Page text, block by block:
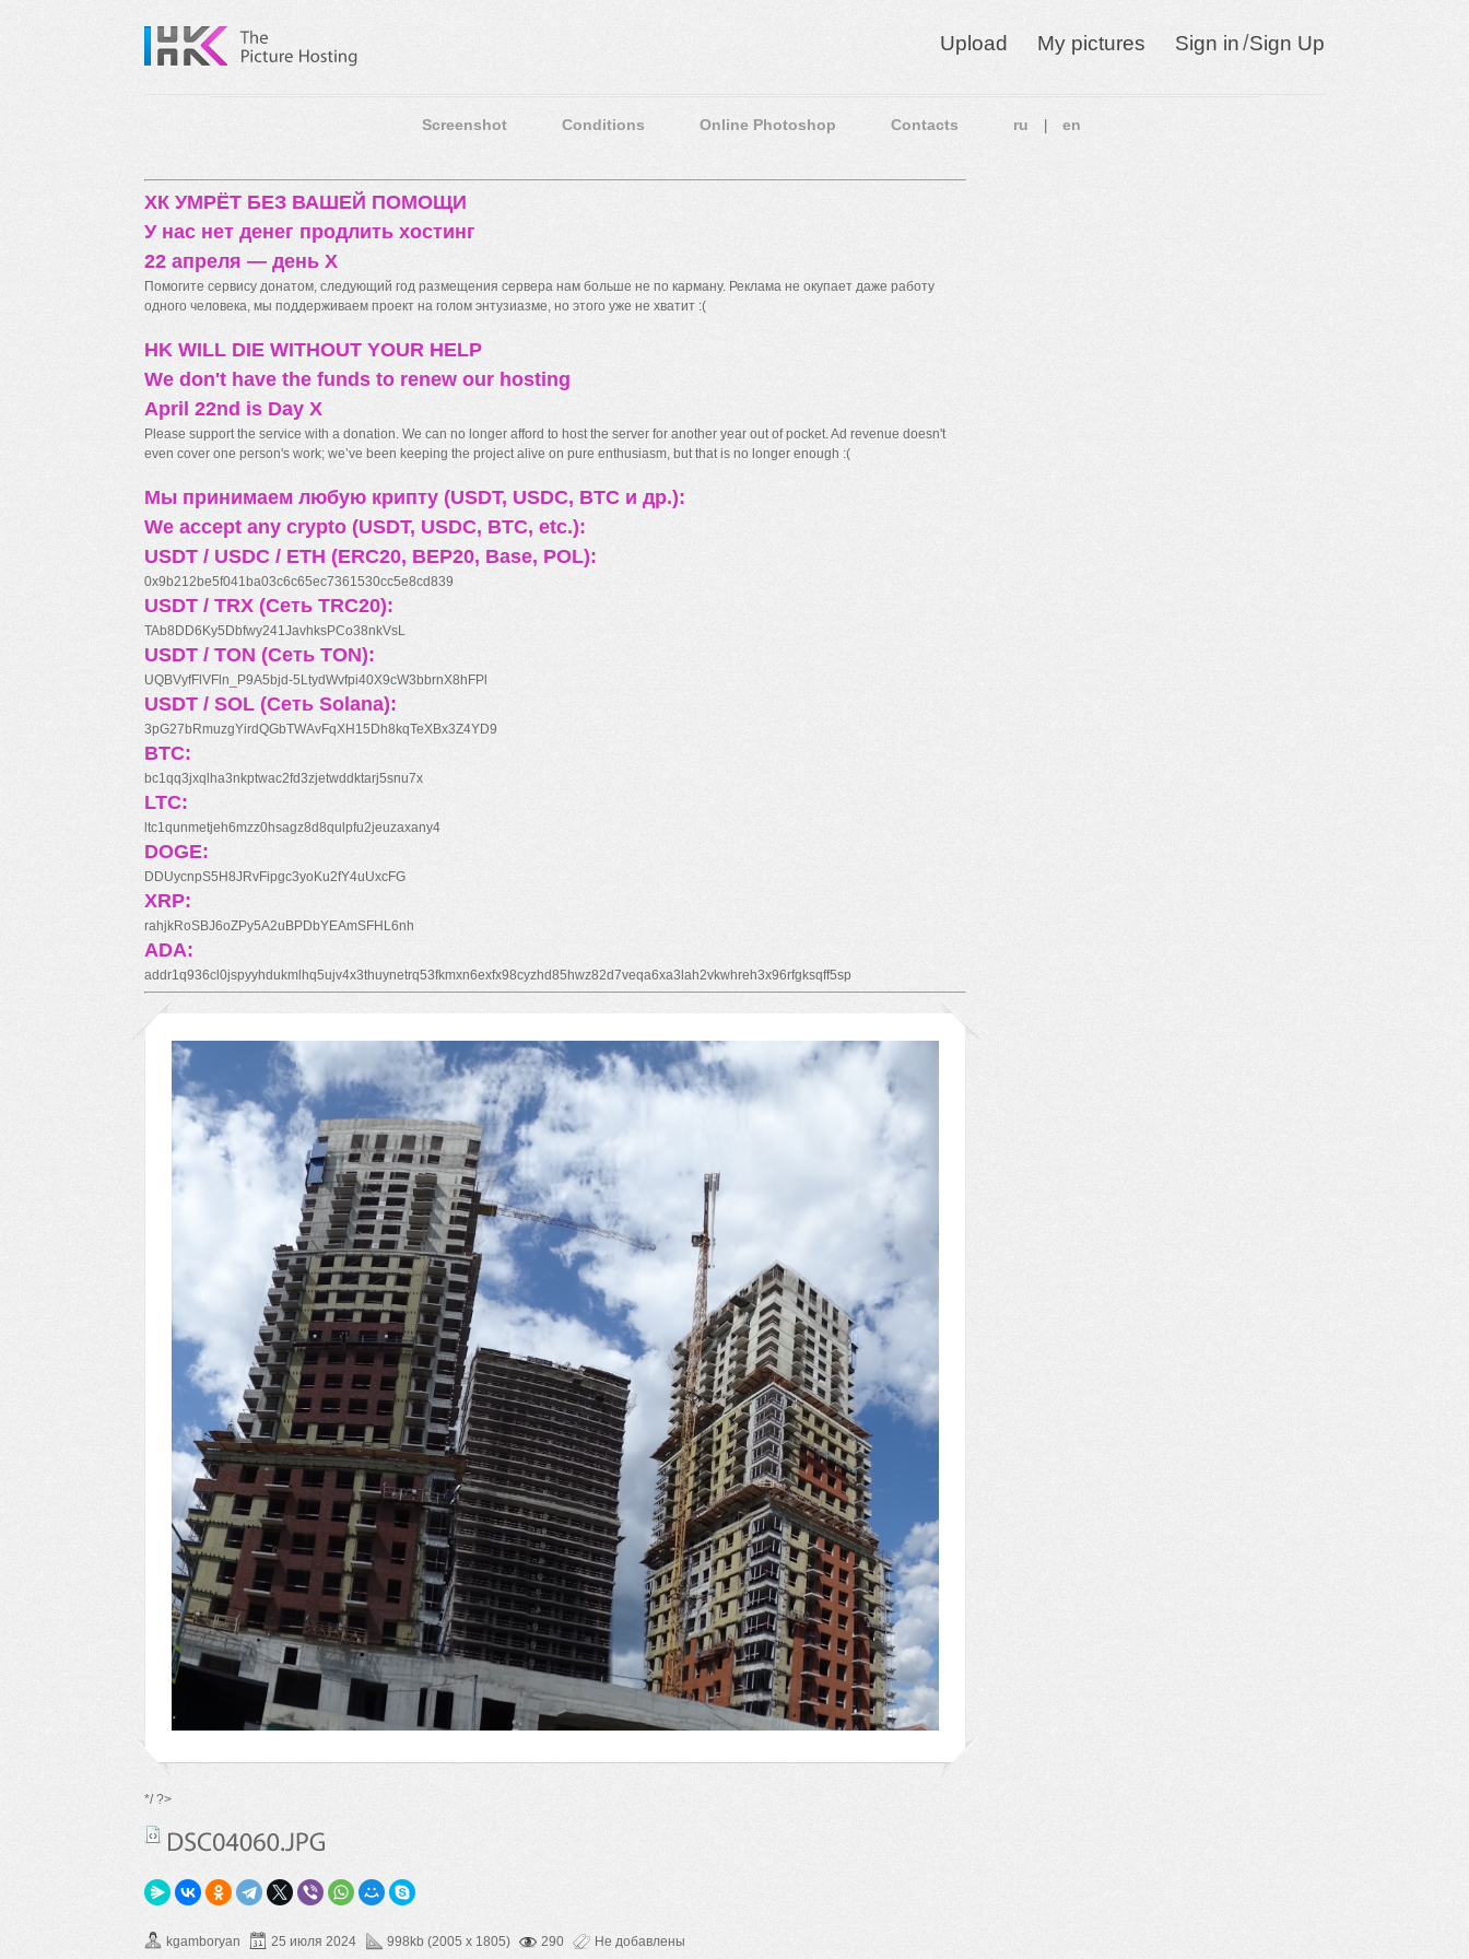
Upload My pictures Sign in/Sign Up
Screenshot Conditions Online Photoshop Contacts ru en
ХК УМРЁТ БЕЗ ВАШЕЙ ПОМОЩИ
У нас нет денег продлить хостинг
22 апреля — день X
Помогите сервису донатом, следующий год размещения сервера нам больше не по карману. Реклама не окупает даже работу
одного человека, мы поддерживаем проект на голом энтузиазме, но этого уже не хватит :(
HK WILL DIE WITHOUT YOUR HELP
We don't have the funds to renew our hosting
April 22nd is Day X
Please support the service with a donation. We can no longer afford to host the server for another year out of pocket. Ad revenue doesn't
even cover one person's work; we’ve been keeping the project alive on pure enthusiasm, but that is no longer enough :(
Мы принимаем любую крипту (USDT, USDC, BTC и др.):
We accept any crypto (USDT, USDC, BTC, etc.):
USDT / USDC / ETH (ERC20, BEP20, Base, POL):
0x9b212be5f041ba03c6c65ec7361530cc5e8cd839
USDT / TRX (Сеть TRC20):
TAb8DD6Ky5Dbfwy241JavhksPCo38nkVsL
USDT / TON (Сеть TON):
UQBVyfFlVFln_P9A5bjd-5LtydWvfpi40X9cW3bbrnX8hFPl
USDT / SOL (Сеть Solana):
3pG27bRmuzgYirdQGbTWAvFqXH15Dh8kqTeXBx3Z4YD9
BTC:
bc1qq3jxqlha3nkptwac2fd3zjetwddktarj5snu7x
LTC:
ltc1qunmetjeh6mzz0hsagz8d8qulpfu2jeuzaxany4
DOGE:
DDUycnpS5H8JRvFipgc3yoKu2fY4uUxcFG
XRP:
rahjkRoSBJ6oZPy5A2uBPDbYEAmSFHL6nh
ADA:
addr1q936cl0jspyyhdukmlhq5ujv4x3thuynetrq53fkmxn6exfx98cyzhd85hwz82d7veqa6xa3lah2vkwhreh3x96rfgksqff5sp
*/ ?>
kgamboryan 25 июля 2024 998kb (2005 x 1805) 290 Не добавлены